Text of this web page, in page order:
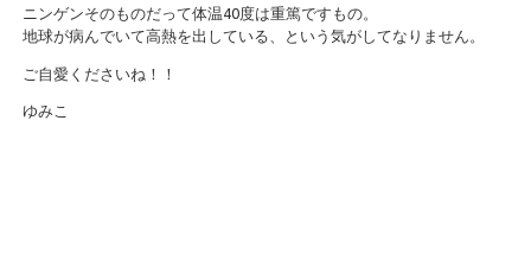
ニンゲンそのものだって体温40度は重篤ですもの。
地球が病んでいて高熱を出している、という気がしてなりません。
ご自愛くださいね！！
ゆみこ